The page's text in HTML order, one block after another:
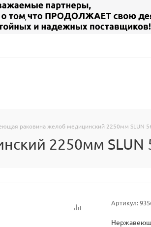
раковина желоб медицинский 2250мм SLUN
2250мм SLUN
Артикул: